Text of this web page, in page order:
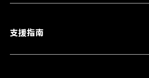
支援指南